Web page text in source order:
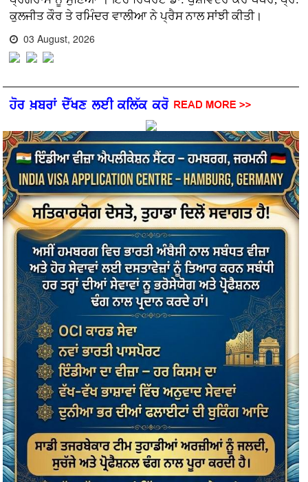
ਕੁਲਜੀਤ ਕੌਰ ਤੇ ਰਮਿੰਦਰ ਵਾਲੀਆ ਨੇ ਪ੍ਰੈਸ ਨਾਲ ਸਾਂਝੀ ਕੀਤੀ।
03 August, 2026